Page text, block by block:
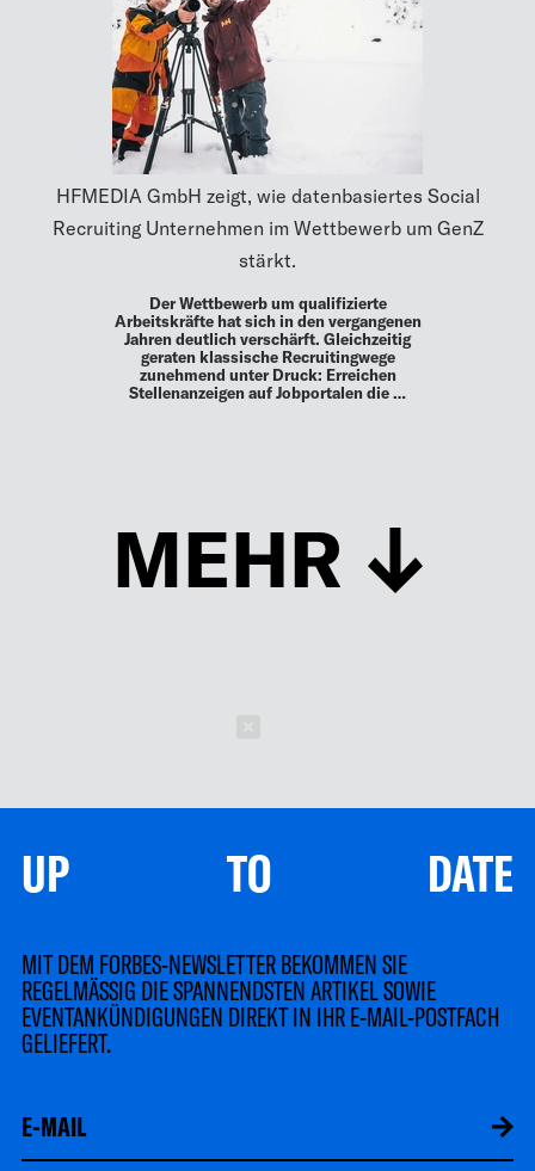
HFMEDIA GmbH zeigt, wie datenbasiertes Social
Recruiting Unternehmen im Wettbewerb um GenZ
stärkt.
Der Wettbewerb um qualifizierte
Arbeitskräfte hat sich in den vergangenen
Jahren deutlich verschärft. Gleichzeitig
geraten klassische Recruitingwege
zunehmend unter Druck: Erreichen
Stellenanzeigen auf Jobportalen die …
MEHR
UP TO DATE
MIT DEM FORBES-NEWSLETTER BEKOMMEN SIE
REGELMÄSSIG DIE SPANNENDSTEN ARTIKEL SOWIE
EVENTANKÜNDIGUNGEN DIREKT IN IHR E-MAIL-POSTFACH
GELIEFERT.